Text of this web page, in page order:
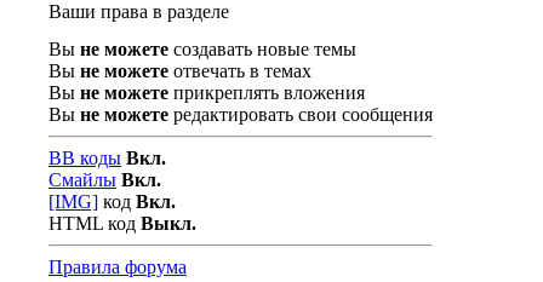
Ваши права в разделе
Вы не можете создавать новые темы
Вы не можете отвечать в темах
Вы не можете прикреплять вложения
Вы не можете редактировать свои сообщения
BB коды Вкл.
Смайлы Вкл.
[IMG] код Вкл.
HTML код Выкл.
Правила форума